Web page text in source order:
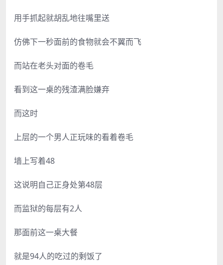
用手抓起就胡乱地往嘴里送
仿佛下一秒面前的食物就会不翼而飞
而站在老头对面的卷毛
看到这一桌的残渣满脸嫌弃
而这时
上层的一个男人正玩味的看着卷毛
墙上写着48
这说明自己正身处第48层
而监狱的每层有2人
那面前这一桌大餐
就是94人的吃过的剩饭了